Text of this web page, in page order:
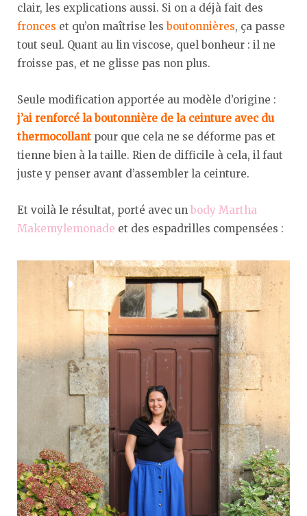
clair, les explications aussi. Si on a déjà fait des
fronces et qu’on maîtrise les boutonnières, ça passe
tout seul. Quant au lin viscose, quel bonheur : il ne
froisse pas, et ne glisse pas non plus.
Seule modification apportée au modèle d’origine :
j’ai renforcé la boutonnière de la ceinture avec du
thermocollant pour que cela ne se déforme pas et
tienne bien à la taille. Rien de difficile à cela, il faut
juste y penser avant d’assembler la ceinture.
Et voilà le résultat, porté avec un body Martha
Makemylemonade et des espadrilles compensées :